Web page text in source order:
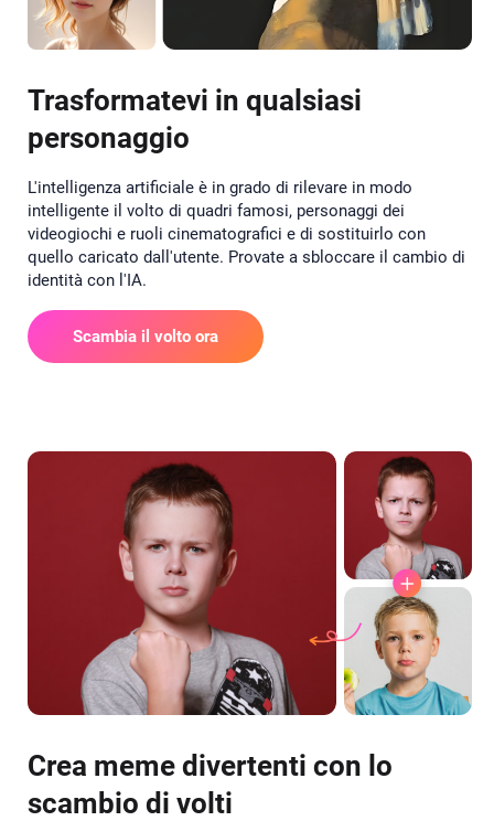
Trasformatevi in qualsiasi
personaggio
L'intelligenza artificiale è in grado di rilevare in modo
intelligente il volto di quadri famosi, personaggi dei
videogiochi e ruoli cinematografici e di sostituirlo con
quello caricato dall'utente. Provate a sbloccare il cambio di
identità con l'IA.
Scambia il volto ora
Crea meme divertenti con lo
scambio di volti